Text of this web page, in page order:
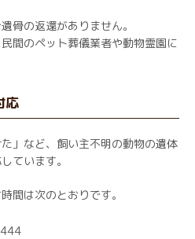
骨の返還がありません。
間のペット葬儀業者や動物霊園に
応
」など、飼い主不明の動物の遺体
ています。
間は次のとおりです。